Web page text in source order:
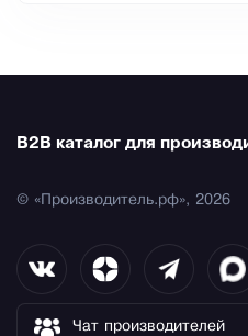
B2B каталог для
© «Производитель.рф», 2026
Чат производителей